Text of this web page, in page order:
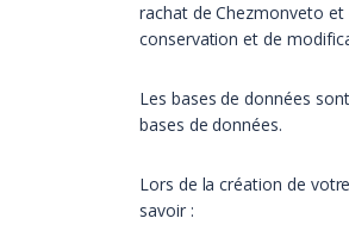
rachat de Chezmonveto
conservation et de
Les bases de données
bases de données.
Lors de la création de
savoir :